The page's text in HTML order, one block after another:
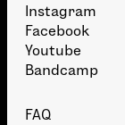
Instagram
Facebook
Youtube
Bandcamp
FAQ